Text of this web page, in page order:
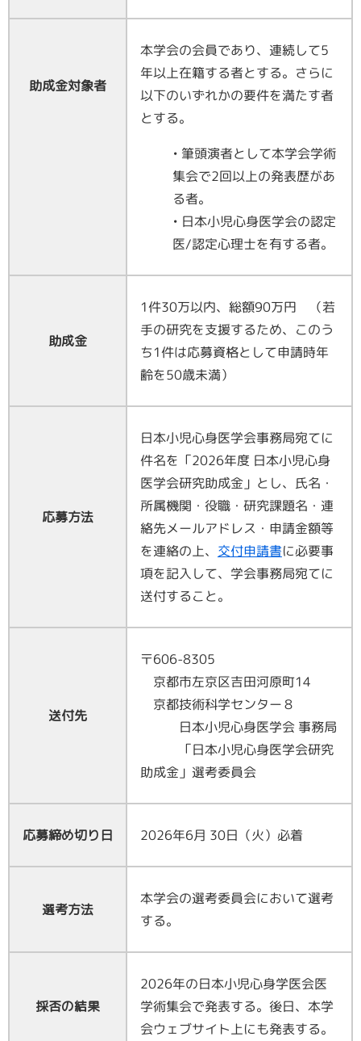
助成金対象者
本学会の会員であり、連続して5
年以上在籍する者とする。さらに
以下のいずれかの要件を満たす者
とする。
• 筆頭演者として本学会学術
集会で2回以上の発表歴があ
る者。
• 日本小児心身医学会の認定
医/認定心理士を有する者。
助成金
1件30万以内、総額90万円 （若
手の研究を支援するため、このう
ち1件は応募資格として申請時年
齢を50歳未満）
応募方法
日本小児心身医学会事務局宛てに
件名を「2026年度 日本小児心身
医学会研究助成金」とし、氏名・
所属機関・役職・研究課題名・連
絡先メールアドレス・申請金額等
を連絡の上、 交付申請書に必要事
項を記入して、学会事務局宛てに
送付すること。
送付先
〒606-8305
京都市左京区吉田河原町14
京都技術科学センター８
日本小児心身医学会 事務局
「日本小児心身医学会研究
助成金」選考委員会
応募締め切り日 2026年6月 30日（火）必着
選考方法
本学会の選考委員会において選考
する。
採否の結果
2026年の日本小児心身学医会医
学術集会で発表する。後日、本学
会ウェブサイト上にも発表する。